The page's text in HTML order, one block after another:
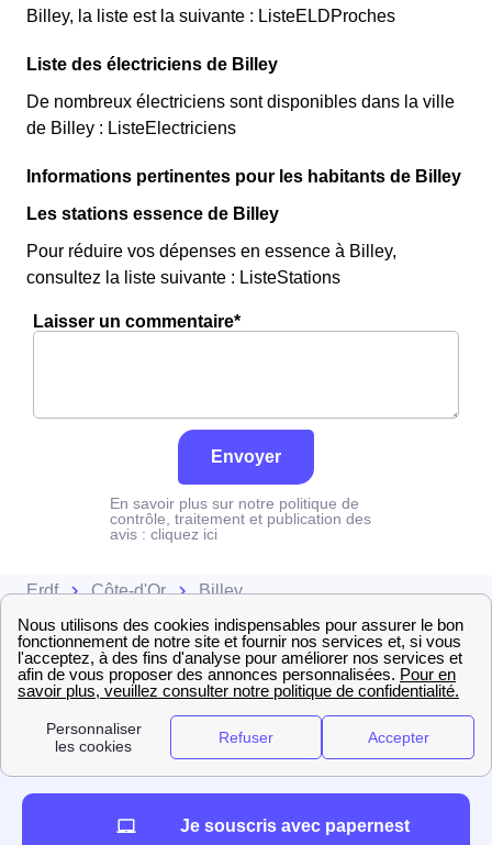
Billey, la liste est la suivante : ListeELDProches
Liste des électriciens de Billey
De nombreux électriciens sont disponibles dans la ville
de Billey : ListeElectriciens
Informations pertinentes pour les habitants de Billey
Les stations essence de Billey
Pour réduire vos dépenses en essence à Billey,
consultez la liste suivante : ListeStations
Laisser un commentaire*
Envoyer
En savoir plus sur notre politique de
contrôle, traitement et publication des
avis : cliquez ici
Erdf Côte-d'Or Billey
Je souscris avec papernest